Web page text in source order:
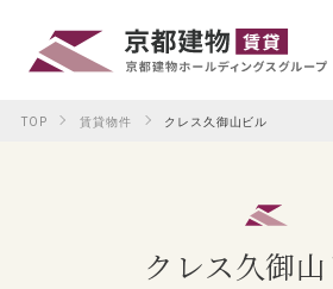
TOP 賃貸物件 クレス久御山ビル
クレス久御